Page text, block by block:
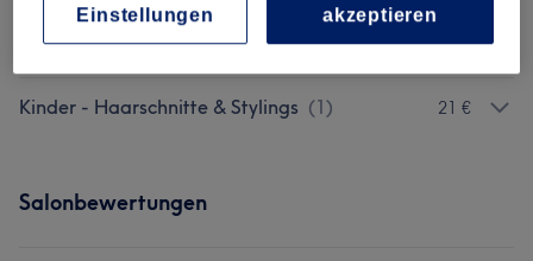
Herren - Haarschnitte & Stylings (1) 32 €
Kinder - Haarschnitte & Stylings (1) 21 €
Salonbewertungen
Einstellungen
akzeptieren